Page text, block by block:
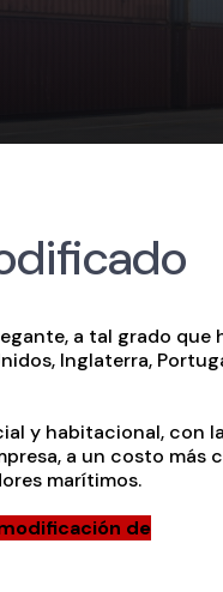
a tal grado que
Inglaterra,
y habitacional, con
a un costo más
marítimos.
modificación de